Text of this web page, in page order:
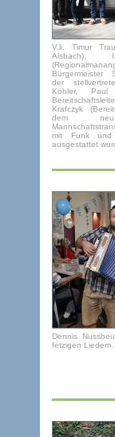
V.li. Timur
Alsbach),
Bürgermeister
der
Köhler, Paul
Krafczyk
dem neu
mit Funk und
ausgestattet
Dennis
fetzigen